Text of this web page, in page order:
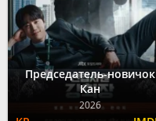
Председатель-новичок
Кан
2026